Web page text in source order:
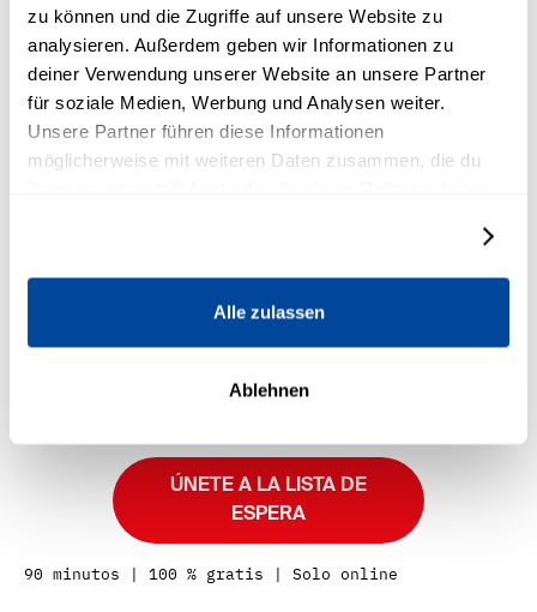
zu können und die Zugriffe auf unsere Website zu
analysieren. Außerdem geben wir Informationen zu
deiner Verwendung unserer Website an unsere Partner
für soziale Medien, Werbung und Analysen weiter.
Unsere Partner führen diese Informationen
möglicherweise mit weiteren Daten zusammen, die du
Alle zulassen
Ablehnen
Robbins
Una cara sorprendente y más amable de Tony,
incluida su historia de amor con su esposa Sage.
3. El poder de la decisión
tipo diferentede liderazgo
ÚNETE A LA LISTA DE
ESPERA
90 minutos | 100 % gratis | Solo online